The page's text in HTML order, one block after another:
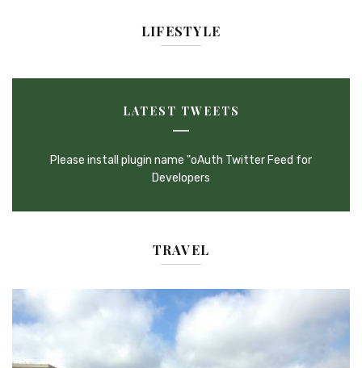
LIFESTYLE
LATEST TWEETS
Please install plugin name "oAuth Twitter Feed for
Developers
TRAVEL